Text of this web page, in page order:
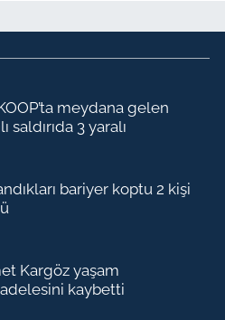
meydana gelen
saldırıda 3 yaralı
bariyer koptu 2 kişi
Kargöz yaşam
kaybetti